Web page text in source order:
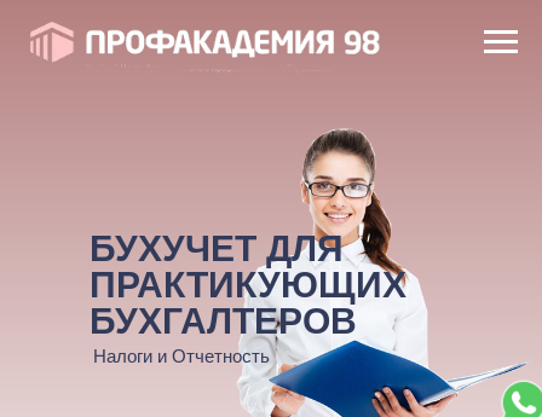
БУХУЧЕТ ДЛЯ
ПРАКТИКУЮЩИХ
БУХГАЛТЕРОВ
Налоги и Отчетность